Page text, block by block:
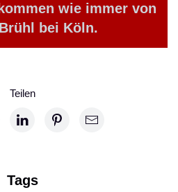
wie immer von
bei Köln.
Teilen
Tags